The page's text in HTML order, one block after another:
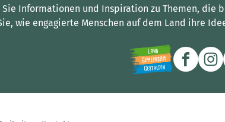
Sie Informationen und Inspiration zu Themen, die
wie engagierte Menschen auf dem Land ihre